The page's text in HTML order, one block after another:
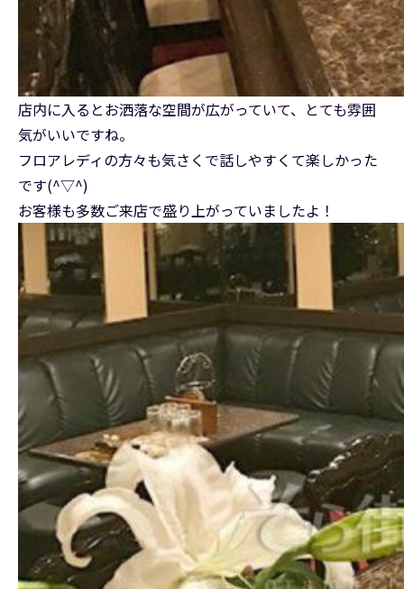
店内に入るとお洒落な空間が広がっていて、とても雰囲
気がいいですね。
フロアレディの方々も気さくで話しやすくて楽しかった
です(^▽^)
お客様も多数ご来店で盛り上がっていましたよ！